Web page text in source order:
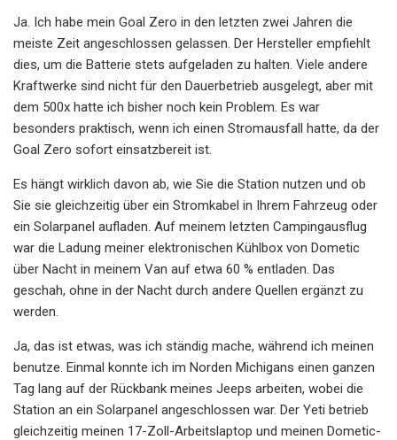
Ja. Ich habe mein Goal Zero in den letzten zwei Jahren die
meiste Zeit angeschlossen gelassen. Der Hersteller empfiehlt
dies, um die Batterie stets aufgeladen zu halten. Viele andere
Kraftwerke sind nicht für den Dauerbetrieb ausgelegt, aber mit
dem 500x hatte ich bisher noch kein Problem. Es war
besonders praktisch, wenn ich einen Stromausfall hatte, da der
Goal Zero sofort einsatzbereit ist.
Es hängt wirklich davon ab, wie Sie die Station nutzen und ob
Sie sie gleichzeitig über ein Stromkabel in Ihrem Fahrzeug oder
ein Solarpanel aufladen. Auf meinem letzten Campingausflug
war die Ladung meiner elektronischen Kühlbox von Dometic
über Nacht in meinem Van auf etwa 60 % entladen. Das
geschah, ohne in der Nacht durch andere Quellen ergänzt zu
werden.
Ja, das ist etwas, was ich ständig mache, während ich meinen
benutze. Einmal konnte ich im Norden Michigans einen ganzen
Tag lang auf der Rückbank meines Jeeps arbeiten, wobei die
Station an ein Solarpanel angeschlossen war. Der Yeti betrieb
gleichzeitig meinen 17-Zoll-Arbeitslaptop und meinen Dometic-